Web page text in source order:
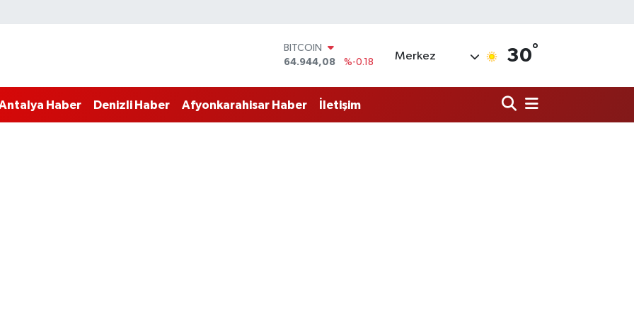
DOLAR
47,7436
%0.18
STERLİN
Merkez 30°
Haber Denizli Haber Afyonkarahisar Haber İletişim